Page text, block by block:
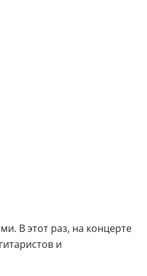
В этот раз, на концерте
и